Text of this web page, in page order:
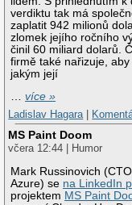
verdiktu tak má
zaplatit 942 milionů
zlomek jejího ročního
činil 60 miliard dolarů.
firmě také nařizuje, aby
jakým její
…více »
Ladislav Hagara
MS Paint Doom
včera 12:44 | Humor
Mark Russinovich
Azure) se na LinkedIn
projektem MS Paint